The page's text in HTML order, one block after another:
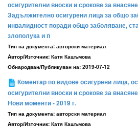
осигурителни вноски и срокове за
Задължително осигурени лица за общо
инвалидност поради общо заболяване,
злополука и п
Тип на документа: авторски материал
Aвтор/Източник: Катя Кашъмова
Обнародван/Публикуван на: 2019-07-12
Коментар по видове осигурени лица,
осигурителни вноски и срокове за
Нови моменти - 2019 г.
Тип на документа: авторски материал
Aвтор/Източник: Катя Кашъмова